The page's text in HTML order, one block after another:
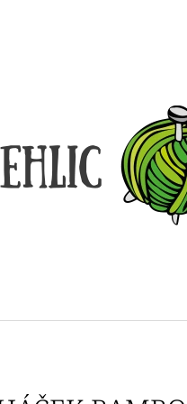
CO POTŘEBUJETE
Kč